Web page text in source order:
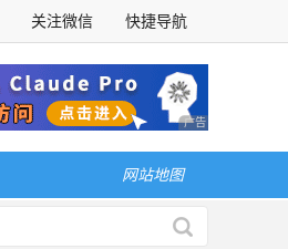
关注微信 快捷导航
广告 商业广告，理
网站地图